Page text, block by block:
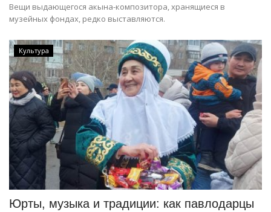
Вещи выдающегося акына-композитора, хранящиеся в
музейных фондах, редко выставляются.
Культура
Юрты, музыка и традиции: как павлодарцы